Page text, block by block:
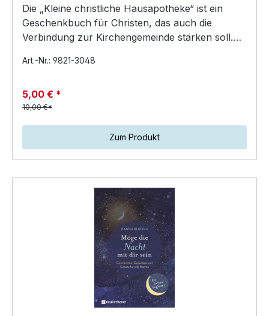
Die „Kleine christliche Hausapotheke“ ist ein
Geschenkbuch für Christen, das auch die
Verbindung zur Kirchengemeinde stärken soll.Es
Art.-Nr.: 9821-3048
5,00 € *
10,00 €*
Zum Produkt